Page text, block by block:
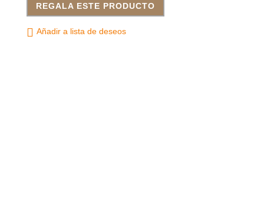
REGALA ESTE PRODUCTO
Añadir a lista de deseos